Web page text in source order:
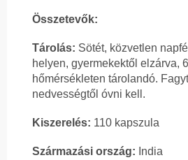
Összetevők:
Tárolás: Sötét, közvetlen
helyen, gyermekektől elzárva,
hőmérsékleten tárolandó.
nedvességtől óvni kell.
Kiszerelés: 110 kapszula
Származási ország: India